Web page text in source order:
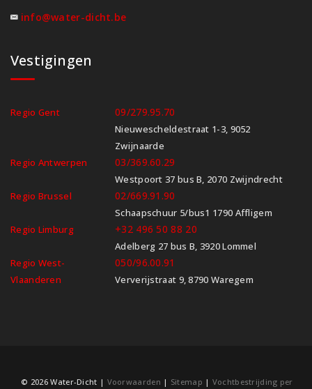
info@water-dicht.be
Vestigingen
Regio Gent 09/279.95.70
Nieuwescheldestraat 1-3, 9052
Zwijnaarde
Regio Antwerpen
03/369.60.29
Westpoort 37 bus B, 2070 Zwijndrecht
Regio Brussel
02/669.91.90
Schaapschuur 5/bus1 1790 Affligem
Regio Limburg
+32 496 50 88 20
Adelberg 27 bus B, 3920 Lommel
Regio West-
Vlaanderen
050/96.00.91
Ververijstraat 9, 8790 Waregem
© 2026 Water-Dicht | Voorwaarden | Sitemap | Vochtbestrijding per